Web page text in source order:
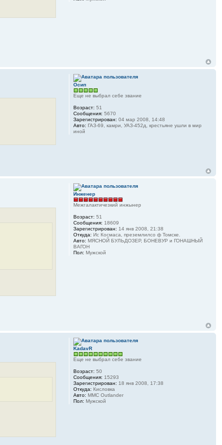
Осип
Еще не выбрал себе звание
Возраст: 51
Сообщения: 5670
Зарегистрирован: 04 мар 2008, 14:48
Авто: ГАЗ-69, камри, УАЗ-452д, крестьяне ушли в мир
иной
Инженер
Межгалактичезкий инжынер
Возраст: 51
Сообщения: 18609
Зарегистрирован: 14 янв 2008, 21:38
Откуда: Ис Космаса, преземлилсо ф Томске.
Авто: МЯСНОЙ БУЛЬДОЗЕР, БОНЕВУР и ГОНАШНЫЙ
ВАГОН
Пол: Мужской
KadavR
Еще не выбрал себе звание
Возраст: 50
Сообщения: 15293
Зарегистрирован: 18 янв 2008, 17:38
Откуда: Кисловка
Авто: MMC Outlander
Пол: Мужской